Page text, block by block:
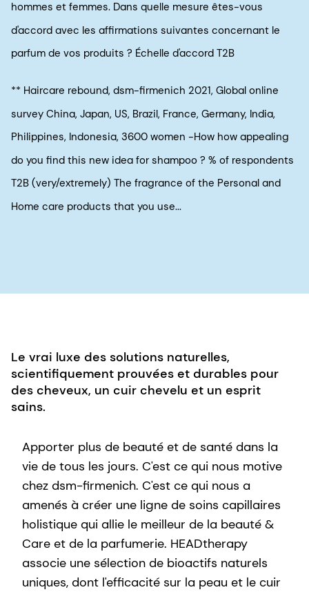
hommes et femmes. Dans quelle mesure êtes-vous
d'accord avec les affirmations suivantes concernant le
parfum de vos produits ? Échelle d'accord T2B
** Haircare rebound, dsm-firmenich 2021, Global online
survey China, Japan, US, Brazil, France, Germany, India,
Philippines, Indonesia, 3600 women -How how appealing
do you find this new idea for shampoo ? % of respondents
T2B (very/extremely) The fragrance of the Personal and
Home care products that you use...
Le vrai luxe des solutions naturelles,
scientifiquement prouvées et durables pour
des cheveux, un cuir chevelu et un esprit
sains.
Apporter plus de beauté et de santé dans la
vie de tous les jours. C'est ce qui nous motive
chez dsm-firmenich. C'est ce qui nous a
amenés à créer une ligne de soins capillaires
holistique qui allie le meilleur de la beauté &
Care et de la parfumerie. HEADtherapy
associe une sélection de bioactifs naturels
uniques, dont l'efficacité sur la peau et le cuir